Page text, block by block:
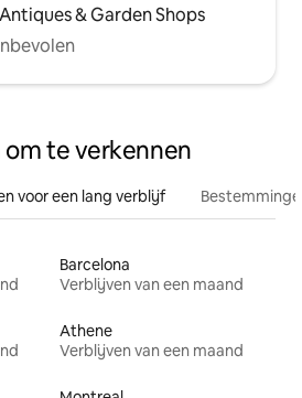
& Garden Shops
te verkennen
voor een lang verblijf
Barcelona
Verblijven van een maand
Athene
Verblijven van een maand